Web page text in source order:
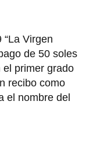
Virgen
de 50 soles
el primer grado
recibo como
el nombre del